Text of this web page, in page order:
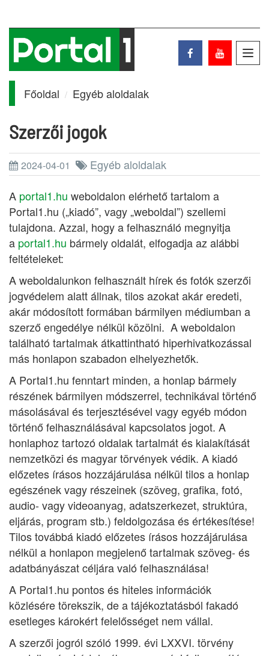
Főoldal Egyéb aloldalak
Szerzői jogok
2024-04-01
Egyéb aloldalak
A portal1.hu weboldalon elérhető tartalom a
Portal1.hu („kiadó”, vagy „weboldal”) szellemi
tulajdona. Azzal, hogy a felhasználó megnyitja
a portal1.hu bármely oldalát, elfogadja az alábbi
feltételeket:
A weboldalunkon felhasznált hírek és fotók szerzői
jogvédelem alatt állnak, tilos azokat akár eredeti,
akár módosított formában bármilyen médiumban a
szerző engedélye nélkül közölni. A weboldalon
található tartalmak átkattintható hiperhivatkozással
más honlapon szabadon elhelyezhetők.
A Portal1.hu fenntart minden, a honlap bármely
részének bármilyen módszerrel, technikával történő
másolásával és terjesztésével vagy egyéb módon
történő felhasználásával kapcsolatos jogot. A
honlaphoz tartozó oldalak tartalmát és kialakítását
nemzetközi és magyar törvények védik. A kiadó
előzetes írásos hozzájárulása nélkül tilos a honlap
egészének vagy részeinek (szöveg, grafika, fotó,
audio- vagy videoanyag, adatszerkezet, struktúra,
eljárás, program stb.) feldolgozása és értékesítése!
Tilos továbbá kiadó előzetes írásos hozzájárulása
nélkül a honlapon megjelenő tartalmak szöveg- és
adatbányászat céljára való felhasználása!
A Portal1.hu pontos és hiteles információk
közlésére törekszik, de a tájékoztatásból fakadó
esetleges károkért felelősséget nem vállal.
A szerzői jogról szóló 1999. évi LXXVI. törvény